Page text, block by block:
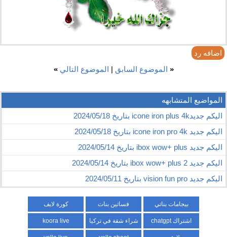
اضافه رد
« الموضوع السابق | الموضوع التالي »
المواضيع المتشابهه
اليكم جديدicone iron plus 4k بتاريخ 2024/05/18
اليكم جديد icone iron pro 4k بتاريخ 2024/05/18
اليكم جديد ibox wow+ plus بتاريخ 2024/05/14
اليكم جديد ibox wow+ plus 2 بتاريخ 2024/05/14
اليكم جديد vision fun pro بتاريخ 2024/05/11
بيجامات بناتي فساتين بنات كورة لايف
اشتراك chatgpt شراء شقة في تركيا koora live